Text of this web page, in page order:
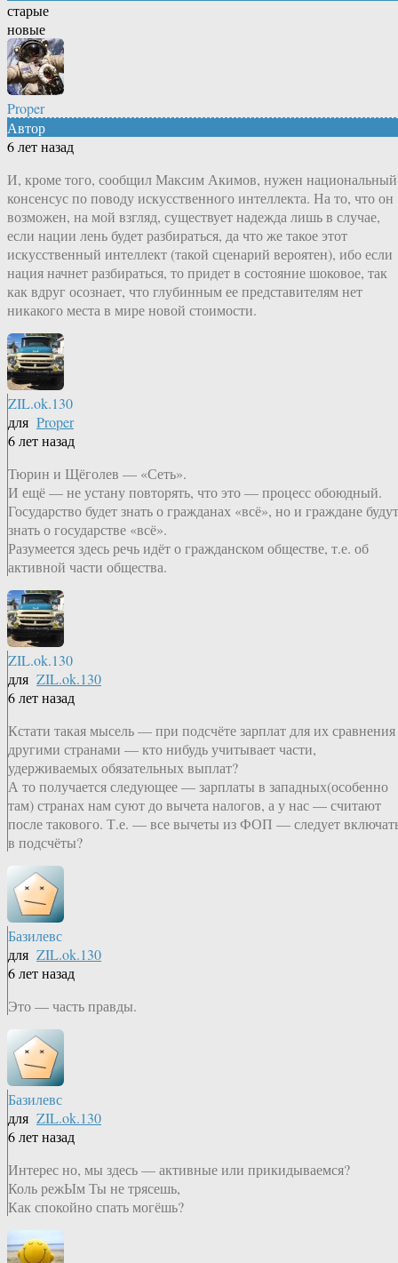
старые
новые
Proper
Автор
6 лет назад
И, кроме того, сообщил Максим Акимов, нужен национальный
консенсус по поводу искусственного интеллекта. На то, что он
возможен, на мой взгляд, существует надежда лишь в случае,
если нации лень будет разбираться, да что же такое этот
искусственный интеллект (такой сценарий вероятен), ибо если
нация начнет разбираться, то придет в состояние шоковое, так
как вдруг осознает, что глубинным ее представителям нет
никакого места в мире новой стоимости.
ZIL.ok.130
для Proper
6 лет назад
Тюрин и Щёголев — «Сеть».
И ещё — не устану повторять, что это — процесс обоюдный.
Государство будет знать о гражданах «всё», но и граждане будут
знать о государстве «всё».
Разумеется здесь речь идёт о гражданском обществе, т.е. об
активной части общества.
ZIL.ok.130
для ZIL.ok.130
6 лет назад
Кстати такая мысель — при подсчёте зарплат для их сравнения
другими странами — кто нибудь учитывает части,
удерживаемых обязательных выплат?
А то получается следующее — зарплаты в западных(особенно
там) странах нам суют до вычета налогов, а у нас — считают
после такового. Т.е. — все вычеты из ФОП — следует
в подсчёты?
Базилевс
для ZIL.ok.130
6 лет назад
Это — часть правды.
Базилевс
для ZIL.ok.130
6 лет назад
Интерес но, мы здесь — активные или прикидываемся?
Коль режЫм Ты не трясешь,
Как спокойно спать могёшь?